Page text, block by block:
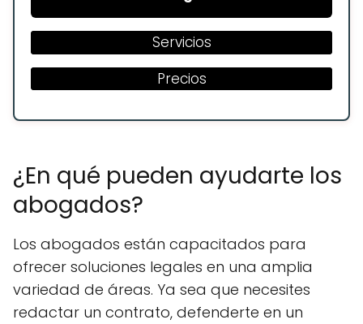
Servicios
Precios
¿En qué pueden ayudarte los
abogados?
Los abogados están capacitados para
ofrecer soluciones legales en una amplia
variedad de áreas. Ya sea que necesites
redactar un contrato, defenderte en un